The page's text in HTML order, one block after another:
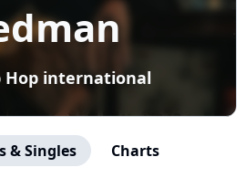
Hop international
& Singles Charts